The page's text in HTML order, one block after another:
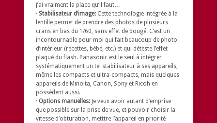
j’ai vraiment la place qu’il faut…
· Stabilisateur d’image: Cette technologie intégrée à la
lentille permet de prendre des photos de plusieurs
crans en bas du 1/60, sans effet de bougé. C’est un
incontournable pour moi qui fait beaucoup de photo
d’intérieur (recettes, bébé, etc.) et qui déteste l’effet
plaqué du flash. Panasonic est le seul à intégrer
systématiquement un tel stabilisateur à ses appareils,
même les compacts et ultra-compacts, mais quelques
appareils de Minolta, Canon, Sony et Ricoh en
possèdent aussi.
· Options manuelles: Je veux avoir autant d’emprise
que possible sur la prise de vue, et pouvoir choisir la
vitesse d’obturation, metttre l’appareil en priorité